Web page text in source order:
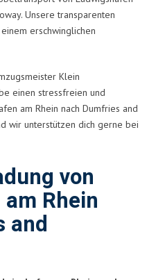
Unsere transparenten
erschwinglichen
Klein
einen stressfreien und
am Rhein nach Dumfries and
wir unterstützen dich gerne bei
von
Rhein
and